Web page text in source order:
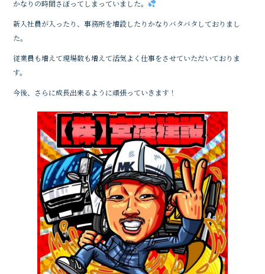
e
b
o
o
k
te
r
かなりの時間さぼってしまっていました。
新入社員が入ったり、事務所を増設したりかなりバタバタしておりまし
た。
従業員も増えて現場数も増えて活気よく仕事をさせていただいておりま
す。
今後、さらに成長出来るように頑張っていきます！